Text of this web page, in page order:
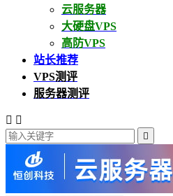
云服务器
大硬盘VPS
高防VPS
站长推荐
VPS测评
服务器测评
 
